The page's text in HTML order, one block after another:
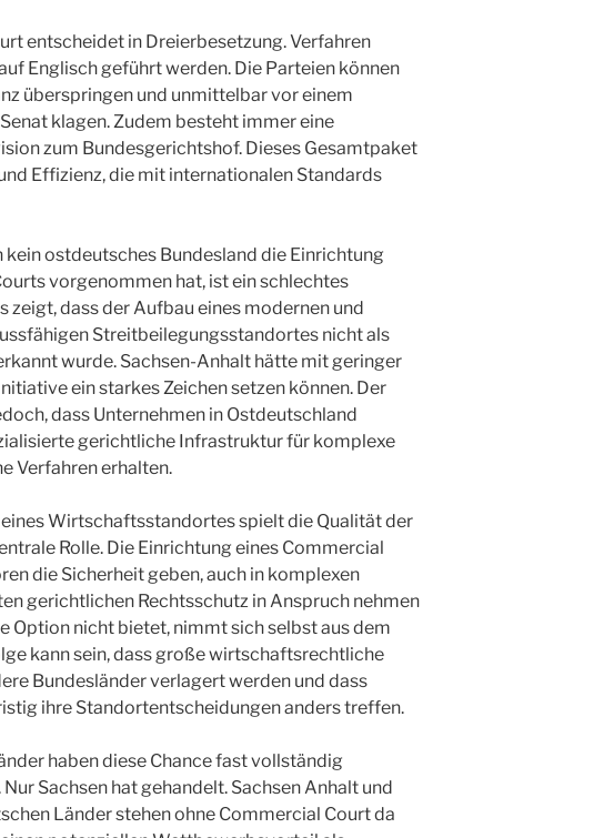
entscheidet in Dreierbesetzung. Verfahren
Englisch geführt werden. Die Parteien können
überspringen und unmittelbar vor einem
klagen. Zudem besteht immer eine
zum Bundesgerichtshof. Dieses Gesamtpaket
Effizienz, die mit internationalen Standards
kein ostdeutsches Bundesland die Einrichtung
vorgenommen hat, ist ein schlechtes
zeigt, dass der Aufbau eines modernen und
Streitbeilegungsstandortes nicht als
wurde. Sachsen-Anhalt hätte mit geringer
ein starkes Zeichen setzen können. Der
dass Unternehmen in Ostdeutschland
gerichtliche Infrastruktur für komplexe
Verfahren erhalten.
Wirtschaftsstandortes spielt die Qualität der
Rolle. Die Einrichtung eines Commercial
die Sicherheit geben, auch in komplexen
gerichtlichen Rechtsschutz in Anspruch nehmen
Option nicht bietet, nimmt sich selbst aus dem
kann sein, dass große wirtschaftsrechtliche
Bundesländer verlagert werden und dass
ihre Standortentscheidungen anders treffen.
haben diese Chance fast vollständig
Sachsen hat gehandelt. Sachsen Anhalt und
Länder stehen ohne Commercial Court da